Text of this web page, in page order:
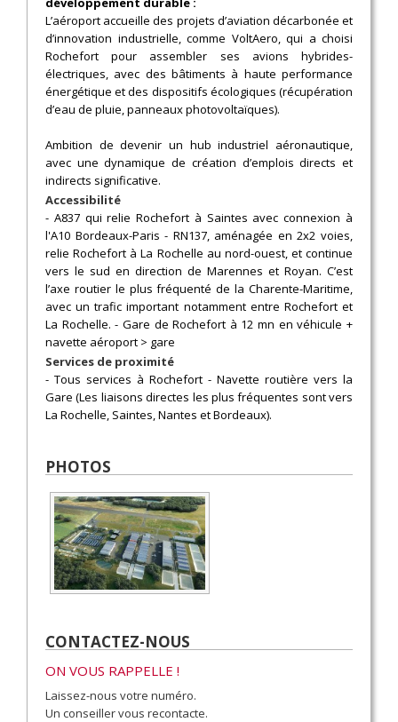
L’aéroport accueille des projets d’aviation décarbonée et
d’innovation industrielle, comme VoltAero, qui a choisi
Rochefort pour assembler ses avions hybrides-
électriques, avec des bâtiments à haute performance
énergétique et des dispositifs écologiques (récupération
d’eau de pluie, panneaux photovoltaïques).
Ambition de devenir un hub industriel aéronautique,
avec une dynamique de création d’emplois directs et
indirects significative.
Accessibilité
- A837 qui relie Rochefort à Saintes avec connexion à
l'A10 Bordeaux-Paris - RN137, aménagée en 2x2 voies,
relie Rochefort à La Rochelle au nord-ouest, et continue
vers le sud en direction de Marennes et Royan. C’est
l’axe routier le plus fréquenté de la Charente-Maritime,
avec un trafic important notamment entre Rochefort et
La Rochelle. - Gare de Rochefort à 12 mn en véhicule +
navette aéroport > gare
Services de proximité
- Tous services à Rochefort - Navette routière vers la
Gare (Les liaisons directes les plus fréquentes sont vers
La Rochelle, Saintes, Nantes et Bordeaux).
PHOTOS
CONTACTEZ-NOUS
ON VOUS RAPPELLE !
Laissez-nous votre numéro.
Un conseiller vous recontacte.